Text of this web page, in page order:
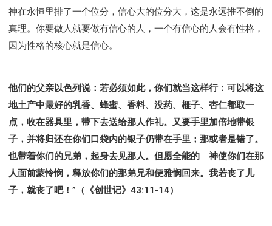
神在永恒里排了一个位分，信心大的位分大，这是永远推不倒的
真理。你要做人就要做有信心的人，一个有信心的人会有性格，
因为性格的核心就是信心。
他们的父亲以色列说：若必须如此，你们就当这样行：可以将这
地土产中最好的乳香、蜂蜜、香料、没药、榧子、杏仁都取一
点，收在器具里，带下去送给那人作礼。又要手里加倍地带银
子，并将归还在你们口袋内的银子仍带在手里；那或者是错了。
也带着你们的兄弟，起身去见那人。但愿全能的 神使你们在那
人面前蒙怜悯，释放你们的那弟兄和便雅悯回来。我若丧了儿
子，就丧了吧！”（《创世记》43:11-14）